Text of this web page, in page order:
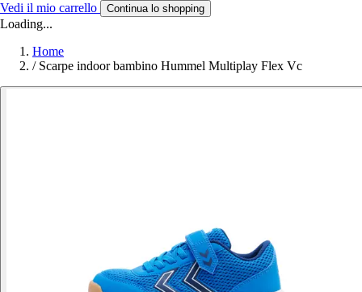
Vedi il mio carrello Continua lo shopping
Loading...
Home
/ Scarpe indoor bambino Hummel Multiplay Flex Vc